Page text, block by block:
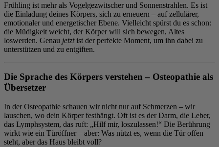
Frühling ist mehr als Vogelgezwitscher und Sonnenstrahlen. Es ist
die Einladung deines Körpers, sich zu erneuern – auf zellulärer,
emotionaler und energetischer Ebene. Vielleicht spürst du es schon:
die Müdigkeit weicht, der Körper will sich bewegen, Altes
loswerden. Genau jetztist der perfekte Moment, um ihn dabei zu
unterstützen und zu entgiften.
Die Sprache des Körpers verstehen – Osteopathie als
Übersetzer
In der Osteopathie schauen wir nicht nur auf Schmerzen – wir
lauschen, wo dein Körper festhängt. Oft ist es der Darm, die Leber,
das Lymphsystem, das ruft: „Hilf mir, loszulassen!“ Die Berührung
wirkt wie ein Türöffner – aber: Was nützt es, wenn die Tür offen
steht, aber das Haus bleibt voll?